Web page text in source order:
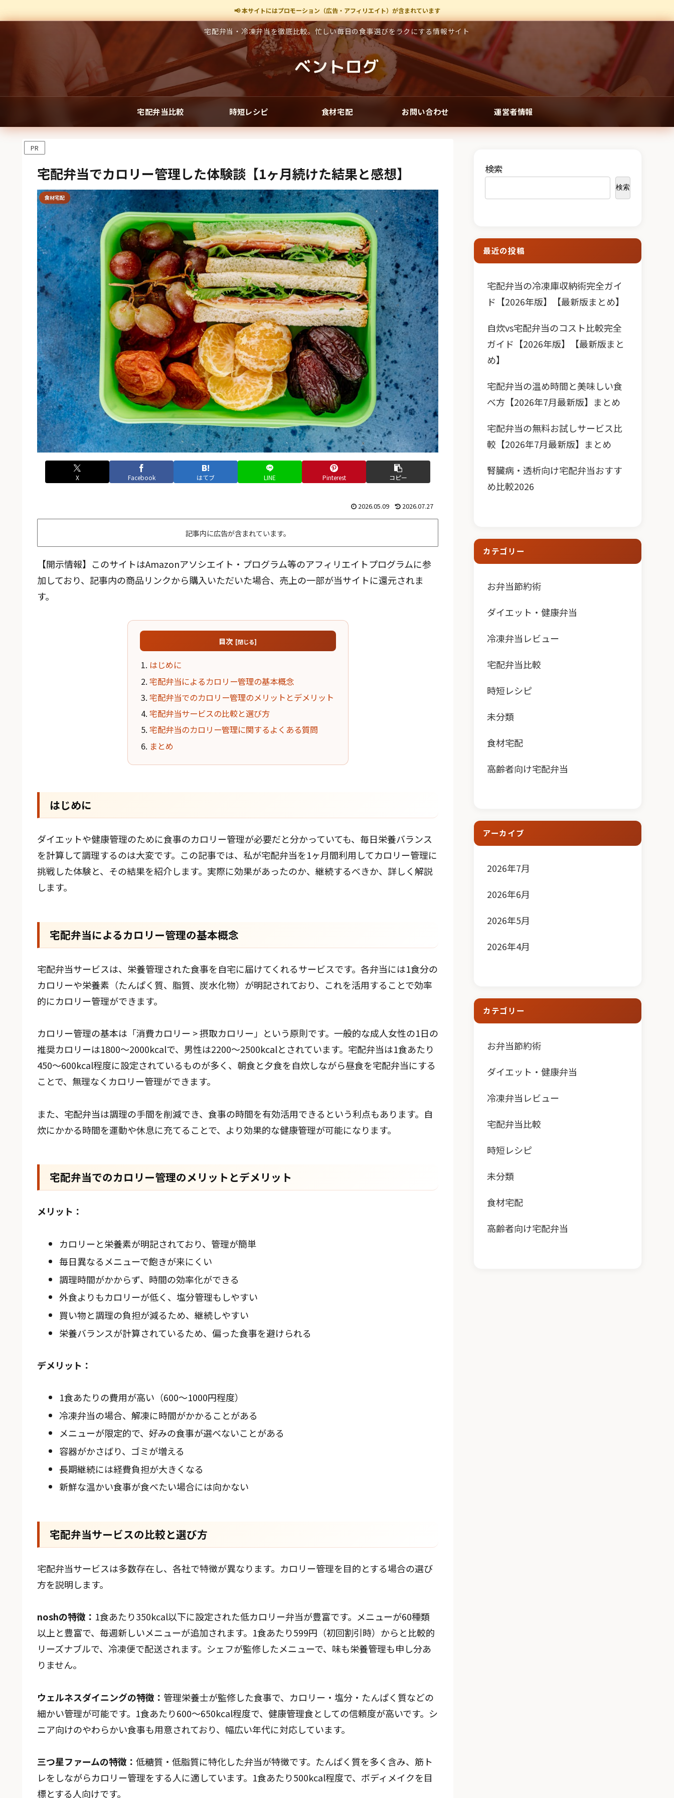
📢 本サイトにはプロモーション（広告・アフィリエイト）が含まれています
宅配弁当・冷凍弁当を徹底比較。忙しい毎日の食事選びをラクにする情報サイト
ベントログ
宅配弁当比較 時短レシピ 食材宅配 お問い合わせ 運営者情報
PR
宅配弁当でカロリー管理した体験談【1ヶ月続けた結果と感想】
食材宅配
X Facebook はてブ LINE Pinterest コピー
2026.05.09 2026.07.27
記事内に広告が含まれています。
【開示情報】このサイトはAmazonアソシエイト・プログラム等のアフィリエイトプログラムに参
加しており、記事内の商品リンクから購入いただいた場合、売上の一部が当サイトに還元されま
す。
目次
はじめに
宅配弁当によるカロリー管理の基本概念
宅配弁当でのカロリー管理のメリットとデメリット
宅配弁当サービスの比較と選び方
宅配弁当のカロリー管理に関するよくある質問
まとめ
はじめに
ダイエットや健康管理のために食事のカロリー管理が必要だと分かっていても、毎日栄養バランス
を計算して調理するのは大変です。この記事では、私が宅配弁当を1ヶ月間利用してカロリー管理に
挑戦した体験と、その結果を紹介します。実際に効果があったのか、継続するべきか、詳しく解説
します。
宅配弁当によるカロリー管理の基本概念
宅配弁当サービスは、栄養管理された食事を自宅に届けてくれるサービスです。各弁当には1食分の
カロリーや栄養素（たんぱく質、脂質、炭水化物）が明記されており、これを活用することで効率
的にカロリー管理ができます。
カロリー管理の基本は「消費カロリー > 摂取カロリー」という原則です。一般的な成人女性の1日の
推奨カロリーは1800〜2000kcalで、男性は2200〜2500kcalとされています。宅配弁当は1食あたり
450〜600kcal程度に設定されているものが多く、朝食と夕食を自炊しながら昼食を宅配弁当にする
ことで、無理なくカロリー管理ができます。
また、宅配弁当は調理の手間を削減でき、食事の時間を有効活用できるという利点もあります。自
炊にかかる時間を運動や休息に充てることで、より効果的な健康管理が可能になります。
宅配弁当でのカロリー管理のメリットとデメリット
メリット：
カロリーと栄養素が明記されており、管理が簡単
毎日異なるメニューで飽きが来にくい
調理時間がかからず、時間の効率化ができる
外食よりもカロリーが低く、塩分管理もしやすい
買い物と調理の負担が減るため、継続しやすい
栄養バランスが計算されているため、偏った食事を避けられる
デメリット：
1食あたりの費用が高い（600〜1000円程度）
冷凍弁当の場合、解凍に時間がかかることがある
メニューが限定的で、好みの食事が選べないことがある
容器がかさばり、ゴミが増える
長期継続には経費負担が大きくなる
新鮮な温かい食事が食べたい場合には向かない
宅配弁当サービスの比較と選び方
宅配弁当サービスは多数存在し、各社で特徴が異なります。カロリー管理を目的とする場合の選び
方を説明します。
noshの特徴： 1食あたり350kcal以下に設定された低カロリー弁当が豊富です。メニューが60種類
以上と豊富で、毎週新しいメニューが追加されます。1食あたり599円（初回割引時）からと比較的
リーズナブルで、冷凍便で配送されます。シェフが監修したメニューで、味も栄養管理も申し分あ
りません。
ウェルネスダイニングの特徴： 管理栄養士が監修した食事で、カロリー・塩分・たんぱく質などの
細かい管理が可能です。1食あたり600〜650kcal程度で、健康管理食としての信頼度が高いです。シ
ニア向けのやわらかい食事も用意されており、幅広い年代に対応しています。
三つ星ファームの特徴： 低糖質・低脂質に特化した弁当が特徴です。たんぱく質を多く含み、筋ト
レをしながらカロリー管理をする人に適しています。1食あたり500kcal程度で、ボディメイクを目
標とする人向けです。
検索
検索
最近の投稿
宅配弁当の冷凍庫収納術完全ガイ
ド【2026年版】【最新版まとめ】
自炊vs宅配弁当のコスト比較完全
ガイド【2026年版】【最新版まと
め】
宅配弁当の温め時間と美味しい食
べ方【2026年7月最新版】まとめ
宅配弁当の無料お試しサービス比
較【2026年7月最新版】まとめ
腎臓病・透析向け宅配弁当おすす
め比較2026
カテゴリー
お弁当節約術
ダイエット・健康弁当
冷凍弁当レビュー
宅配弁当比較
時短レシピ
未分類
食材宅配
高齢者向け宅配弁当
アーカイブ
2026年7月
2026年6月
2026年5月
2026年4月
カテゴリー
お弁当節約術
ダイエット・健康弁当
冷凍弁当レビュー
宅配弁当比較
時短レシピ
未分類
食材宅配
高齢者向け宅配弁当